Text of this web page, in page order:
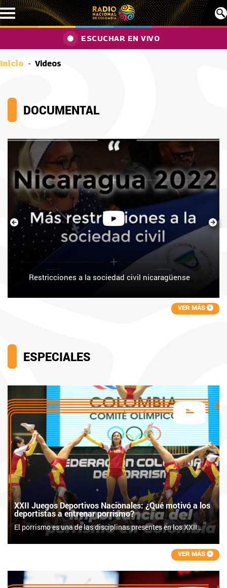
Pasar al contenido principal
ESCUCHAR EN VIVO
Inicio Videos
DOCUMENTAL
Restricciones a la sociedad civil nicaragüense
VER MÁS
ESPECIALES
XXII Juegos Deportivos Nacionales: ¿Qué motivó a los
deportistas a entrenar porrismo?
El porrismo es una de las disciplinas presentes en los XXII
Juegos Deportivos Nacionales, que se realizan en el Eje
Cafetero durante este 2023.
Le preguntamos a los deportistas: ¿Qué los motivó a entrenar
porrismo? Sus respuestas son interesantes, profundas y
conmovedoras. ¡Descúbrelas! ??
VER MÁS